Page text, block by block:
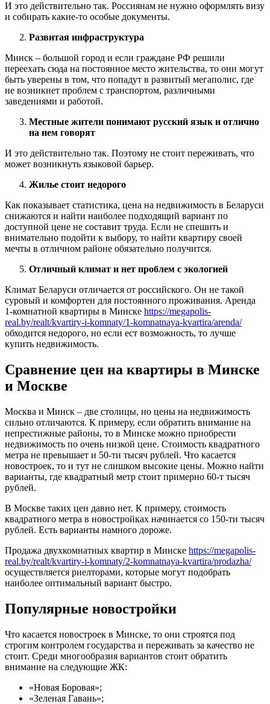
И это действительно так. Россиянам не нужно оформлять визу
и собирать какие-то особые документы.
Развитая инфраструктура
Минск – большой город и если граждане РФ решили
переехать сюда на постоянное место жительства, то они могут
быть уверены в том, что попадут в развитый мегаполис, где
не возникнет проблем с транспортом, различными
заведениями и работой.
Местные жители понимают русский язык и отлично
на нем говорят
И это действительно так. Поэтому не стоит переживать, что
может возникнуть языковой барьер.
Жилье стоит недорого
Как показывает статистика, цена на недвижимость в Беларуси
снижаются и найти наиболее подходящий вариант по
доступной цене не составит труда. Если не спешить и
внимательно подойти к выбору, то найти квартиру своей
мечты в отличном районе обязательно получится.
Отличный климат и нет проблем с экологией
Климат Беларуси отличается от российского. Он не такой
суровый и комфортен для постоянного проживания. Аренда
1-комнатной квартиры в Минске https://megapolis-
real.by/realt/kvartiry-i-komnaty/1-komnatnaya-kvartira/arenda/
обходится недорого, но если ест возможность, то лучше
купить недвижимость.
Сравнение цен на квартиры в Минске
и Москве
Москва и Минск – две столицы, но цены на недвижимость
сильно отличаются. К примеру, если обратить внимание на
непрестижные районы, то в Минске можно приобрести
недвижимость по очень низкой цене. Стоимость квадратного
метра не превышает и 50-ти тысяч рублей. Что касается
новостроек, то и тут не слишком высокие цены. Можно найти
варианты, где квадратный метр стоит примерно 60-т тысяч
рублей.
В Москве таких цен давно нет. К примеру, стоимость
квадратного метра в новостройках начинается со 150-ти тысяч
рублей. Есть варианты намного дороже.
Продажа двухкомнатных квартир в Минске https://megapolis-
real.by/realt/kvartiry-i-komnaty/2-komnatnaya-kvartira/prodazha/
осуществляется риелторами, которые могут подобрать
наиболее оптимальный вариант быстро.
Популярные новостройки
Что касается новостроек в Минске, то они строятся под
строгим контролем государства и переживать за качество не
стоит. Среди многообразия вариантов стоит обратить
внимание на следующие ЖК:
«Новая Боровая»;
«Зеленая Гавань»;